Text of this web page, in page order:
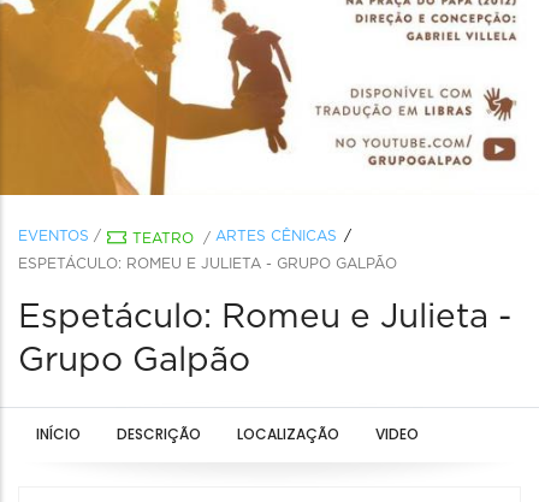
EVENTOS / TEATRO / ARTES CÊNICAS
ESPETÁCULO: ROMEU E JULIETA - GRUPO GALPÃO
Espetáculo: Romeu e Julieta -
Grupo Galpão
INÍCIO DESCRIÇÃO LOCALIZAÇÃO VIDEO